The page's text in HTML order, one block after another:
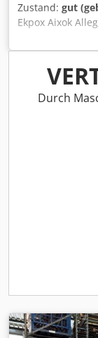
Zustand: gut
Ekpox Aixok
verdrahtete
verdichtend,
24,00kW
Durch